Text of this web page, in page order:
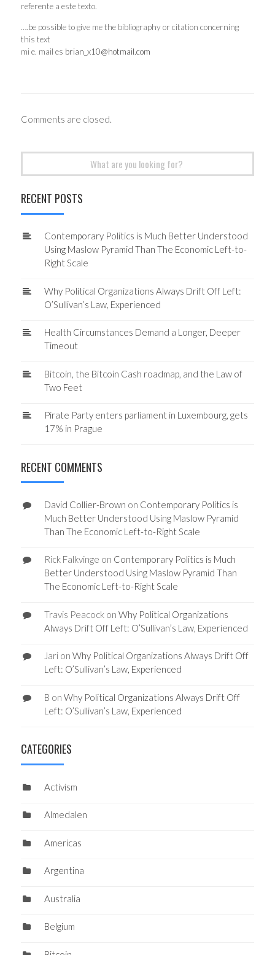
referente a este texto.
….be possible to give me the bibliography or citation concerning
this text
mi e. mail es brian_x10@hotmail.com
Comments are closed.
RECENT POSTS
Contemporary Politics is Much Better Understood
Using Maslow Pyramid Than The Economic Left-to-
Right Scale
Why Political Organizations Always Drift Off Left:
O’Sullivan’s Law, Experienced
Health Circumstances Demand a Longer, Deeper
Timeout
Bitcoin, the Bitcoin Cash roadmap, and the Law of
Two Feet
Pirate Party enters parliament in Luxembourg, gets
17% in Prague
RECENT COMMENTS
David Collier-Brown on Contemporary Politics is
Much Better Understood Using Maslow Pyramid
Than The Economic Left-to-Right Scale
Rick Falkvinge on Contemporary Politics is Much
Better Understood Using Maslow Pyramid Than
The Economic Left-to-Right Scale
Travis Peacockon Why Political Organizations
Always Drift Off Left: O’Sullivan’s Law, Experienced
Jarion Why Political Organizations Always Drift Off
Left: O’Sullivan’s Law, Experienced
B on Why Political Organizations Always Drift Off
Left: O’Sullivan’s Law, Experienced
CATEGORIES
Activism
Almedalen
Americas
Argentina
Australia
Belgium